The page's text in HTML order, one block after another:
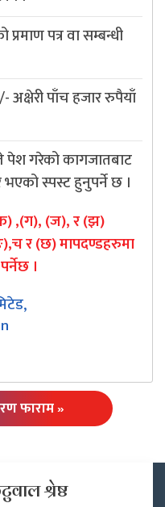
पत्र वा सम्बन्धी
पाँच हजार रुपैयाँ
गरेको कागजातबाट
स्पस्ट हुनुपर्ने छ ।
,(ग), (ज), र (झ)
र (छ) मापदण्डहरुमा
।
फाराम »
श्रेष्ठ